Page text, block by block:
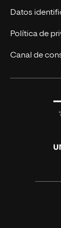
Títulos
Alianza
Únete a
Actualidad
Solicita
Datos
Política de
Canal de